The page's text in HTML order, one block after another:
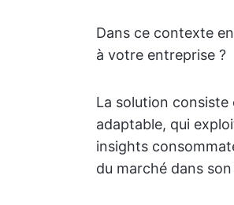
Dans ce contexte
à votre entreprise ?
La solution
adaptable, qui
insights
du marché dans